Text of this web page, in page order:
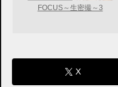
FOCUS～生密撮～3
X